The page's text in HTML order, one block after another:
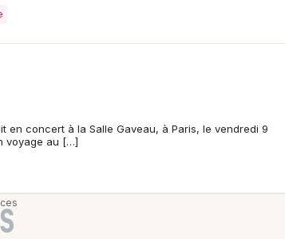
en concert à la Salle Gaveau, à Paris, le vendredi 9
voyage au […]